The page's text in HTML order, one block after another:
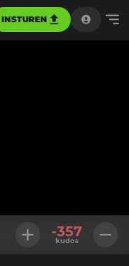
INSTUREN
-357
kudos